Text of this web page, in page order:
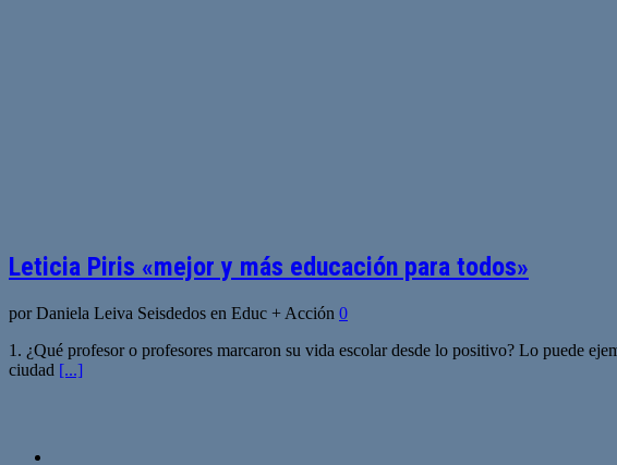
Leticia Piris «mejor y más educación para todos»
por Daniela Leiva Seisdedos en Educ + Acción 0
1. ¿Qué profesor o profesores marcaron su vida escolar desde lo positivo? Lo puede
ciudad [...]